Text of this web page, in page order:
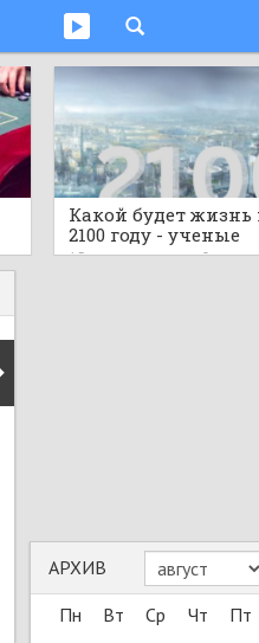
Какой будет жизнь
2100 году - ученые
шокировали
15 часов назад 0
АРХИВ
Пн
Вт Ср Чт Пт